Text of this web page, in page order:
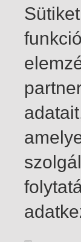
1-2 / total 2 hit